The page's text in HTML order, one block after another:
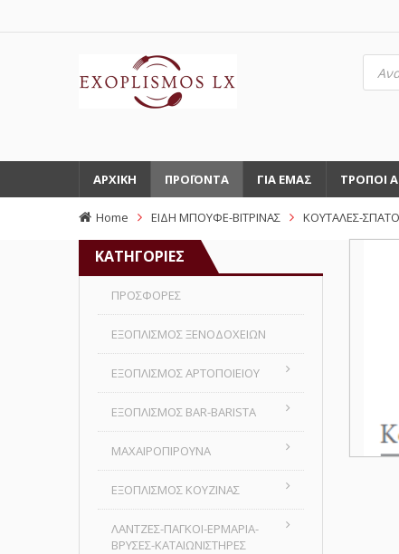
ΑΡΧΙΚΗ ΠΡΟΪΟΝΤΑ ΓΙΑ ΕΜΑΣ ΤΡΟΠΟΙ
Home ΕΙΔΗ ΜΠΟΥΦΕ-ΒΙΤΡΙΝΑΣ ΚΟΥΤΑΛΕΣ-
ΚΑΤΗΓΟΡΙΕΣ
ΠΡΟΣΦΟΡΕΣ
ΕΞΟΠΛΙΣΜΟΣ ΞΕΝΟΔΟΧΕΙΩΝ
ΕΞΟΠΛΙΣΜΟΣ ΑΡΤΟΠΟΙΕΙΟΥ
ΕΞΟΠΛΙΣΜΟΣ BAR-BARISTA
ΜΑΧΑΙΡΟΠΙΡΟΥΝΑ
ΕΞΟΠΛΙΣΜΟΣ ΚΟΥΖΙΝΑΣ
ΛΑΝΤΖΕΣ-ΠΑΓΚΟΙ-ΕΡΜΑΡΙΑ-
ΒΡΥΣΕΣ-ΚΑΤΑΙΩΝΙΣΤΗΡΕΣ